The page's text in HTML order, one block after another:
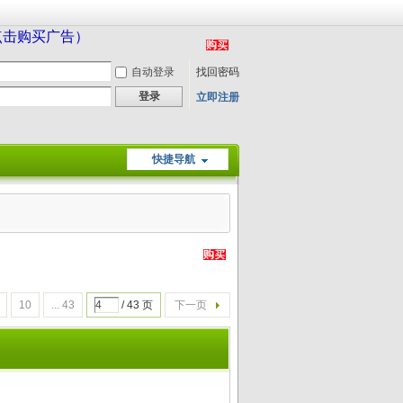
购买广告）
自动登录
找回密码
登录
立即注册
快捷导航
10 ... 43 / 43 页 下一页